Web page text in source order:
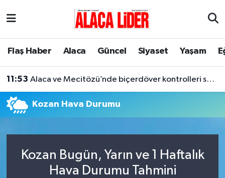
Flaş Haber Alaca Güncel Siyaset Yaşam
11:53 Alaca ve Mecitözü’nde biçerdöver kontrolleri sürüyor
Kozan Hava Durumu
Kozan Bugün, Yarın ve 1 Haftalık
Hava Durumu Tahmini
Çorum Nöbetçi Eczaneler
Tüm Manşetler